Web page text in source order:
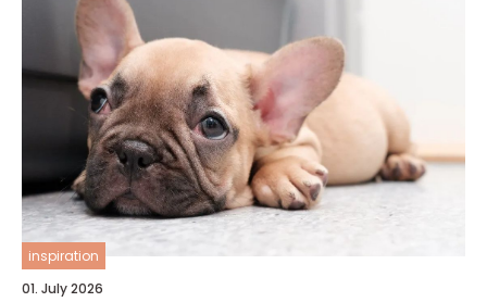
inspiration
01. July 2026